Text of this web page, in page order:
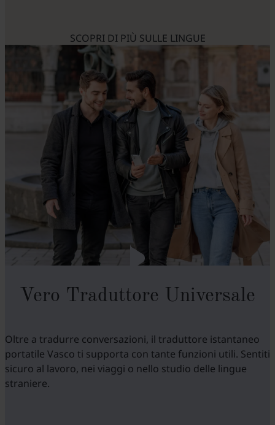
SCOPRI DI PIÙ SULLE LINGUE
Vero Traduttore Universale
Oltre a tradurre conversazioni, il traduttore istantaneo
portatile Vasco ti supporta con tante funzioni utili. Sentiti
sicuro al lavoro, nei viaggi o nello studio delle lingue
straniere.